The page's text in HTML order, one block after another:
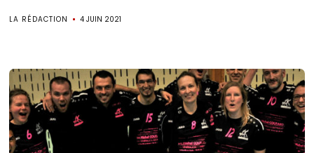
LA RÉDACTION 4 JUIN 2021